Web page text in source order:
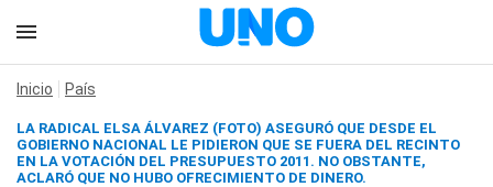
Inicio País
LA RADICAL ELSA ÁLVAREZ (FOTO) ASEGURÓ QUE DESDE EL
GOBIERNO NACIONAL LE PIDIERON QUE SE FUERA DEL RECINTO
EN LA VOTACIÓN DEL PRESUPUESTO 2011. NO OBSTANTE,
ACLARÓ QUE NO HUBO OFRECIMIENTO DE DINERO.